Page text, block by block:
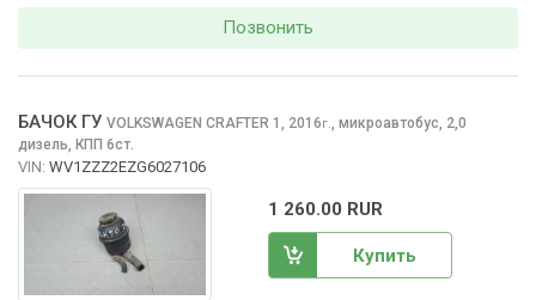
Позвонить
БАЧОК ГУ VOLKSWAGEN CRAFTER 1, 2016г., микроавтобус, 2,0
дизель, КПП 6ст.
VIN: WV1ZZZ2EZG6027106
1 260.00 RUR
Купить